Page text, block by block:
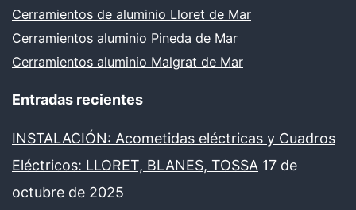
Cerramientos de aluminio Lloret de Mar
Cerramientos aluminio Pineda de Mar
Cerramientos aluminio Malgrat de Mar
Entradas recientes
INSTALACIÓN: Acometidas eléctricas y Cuadros
Eléctricos: LLORET, BLANES, TOSSA 17 de
octubre de 2025